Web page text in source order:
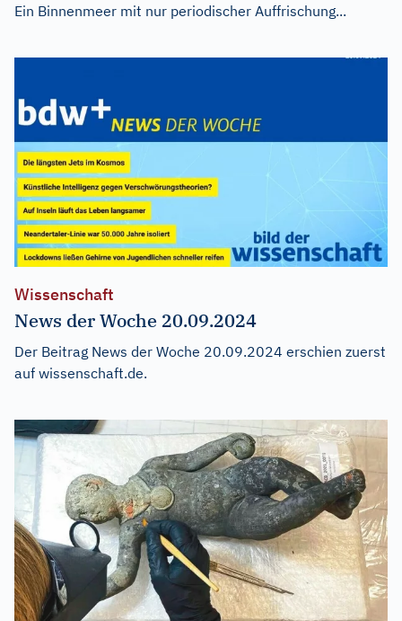
Ein Binnenmeer mit nur periodischer Auffrischung...
Wissenschaft
News der Woche 20.09.2024
Der Beitrag News der Woche 20.09.2024 erschien zuerst
auf wissenschaft.de.